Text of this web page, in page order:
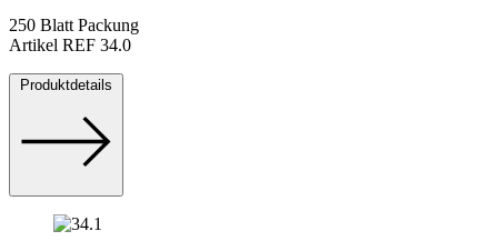
250 Blatt Packung
Artikel REF 34.0
Produktdetails